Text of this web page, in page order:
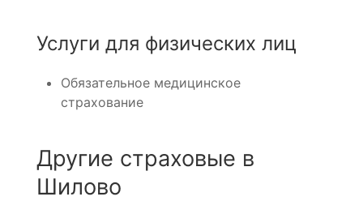
Услуги для физических лиц
Обязательное медицинское
страхование
Другие страховые в
Шилово